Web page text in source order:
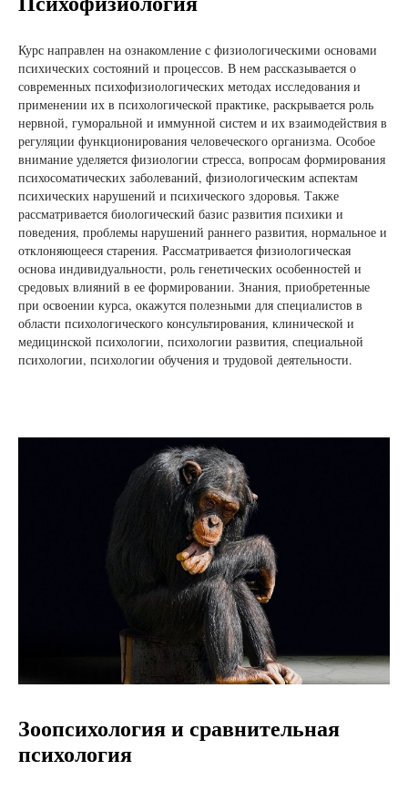
Курс направлен на ознакомление с физиологическими основами
психических состояний и процессов. В нем рассказывается о
современных психофизиологических методах исследования и
применении их в психологической практике, раскрывается роль
нервной, гуморальной и иммунной систем и их взаимодействия в
регуляции функционирования человеческого организма. Особое
внимание уделяется физиологии стресса, вопросам формирования
психосоматических заболеваний, физиологическим аспектам
психических нарушений и психического здоровья. Также
рассматривается биологический базис развития психики и
поведения, проблемы нарушений раннего развития, нормальное и
отклоняющееся старения. Рассматривается физиологическая
основа индивидуальности, роль генетических особенностей и
средовых влияний в ее формировании. Знания, приобретенные
при освоении курса, окажутся полезными для специалистов в
области психологического консультирования, клинической и
медицинской психологии, психологии развития, специальной
психологии, психологии обучения и трудовой деятельности.
Зоопсихология и сравнительная
психология